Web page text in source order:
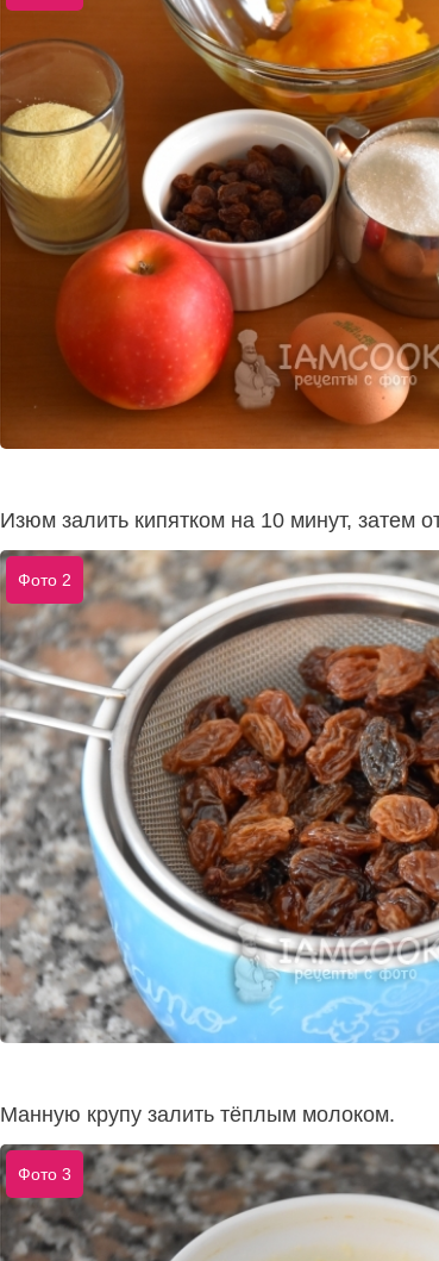
Изюм залить кипятком на 10 минут, затем
Фото 2
Манную крупу залить тёплым молоком.
Фото 3